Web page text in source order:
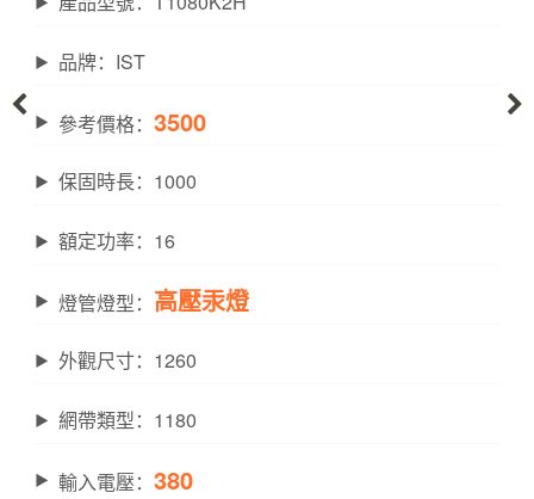
品牌：IST
參考價格： 3500
保固時長：1000
額定功率：16
燈管燈型： 高壓汞燈
外觀尺寸：1260
網帶類型：1180
輸入電壓： 380